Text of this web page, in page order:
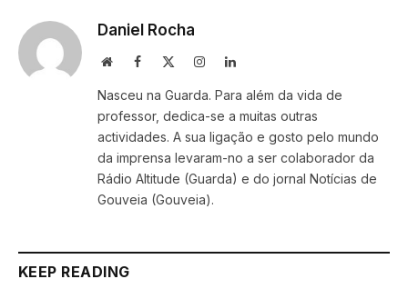
Daniel Rocha
WebsiteFacebook InstagramLinkedIn
Nasceu na Guarda. Para além da vida de
professor, dedica-se a muitas outras
actividades. A sua ligação e gosto pelo mundo
da imprensa levaram-no a ser colaborador da
Rádio Altitude (Guarda) e do jornal Notícias de
Gouveia (Gouveia).
KEEP READING